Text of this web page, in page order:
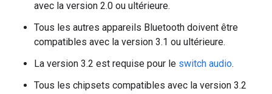
avec la version 2.0 ou ultérieure.
Tous les autres appareils Bluetooth doivent être
compatibles avec la version 3.1 ou ultérieure.
La version 3.2 est requise pour le switch audio.
Tous les chipsets compatibles avec la version 3.2